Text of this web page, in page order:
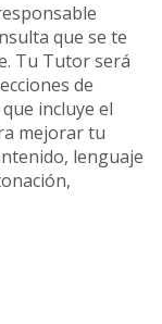
que se te
Tu Tutor será
de
incluye el
mejorar tu
lenguaje